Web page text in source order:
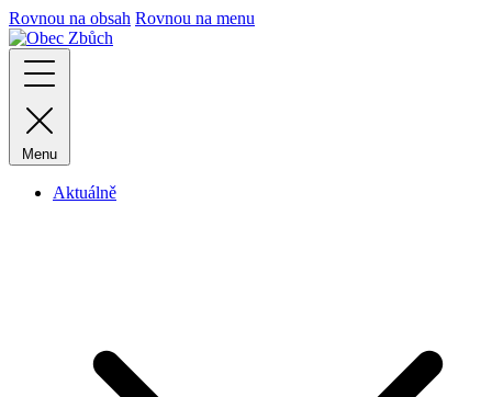
Rovnou na obsah Rovnou na menu
Menu
Aktuálně